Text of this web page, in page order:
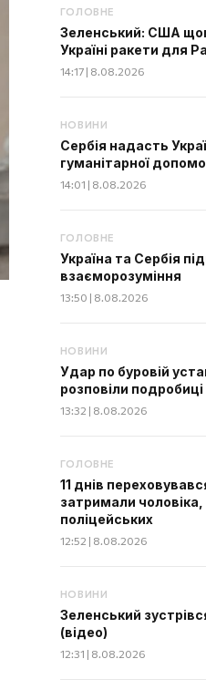
ГОЛОВНЕ
Зеленський: США
Україні ракети для
14:17 | 8.08.2026
НОВИНИ
Сербія надасть
гуманітарної
14:01 | 8.08.2026
ГОЛОВНЕ
Україна та Сербія
взаєморозуміння
13:50 | 8.08.2026
НОВИНИ
Удар по буровій
розповіли
13:32 | 8.08.2026
ГОЛОВНЕ
11 днів
затримали чоловіка,
поліцейських
12:52 | 8.08.2026
НОВИНИ
Зеленський
(відео)
12:31 | 8.08.2026